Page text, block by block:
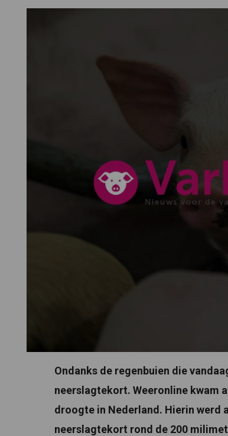
Ondanks de regenbuien die
neerslagtekort. Weeronline kwam
droogte in Nederland. Hierin werd
neerslagtekort rond de 200